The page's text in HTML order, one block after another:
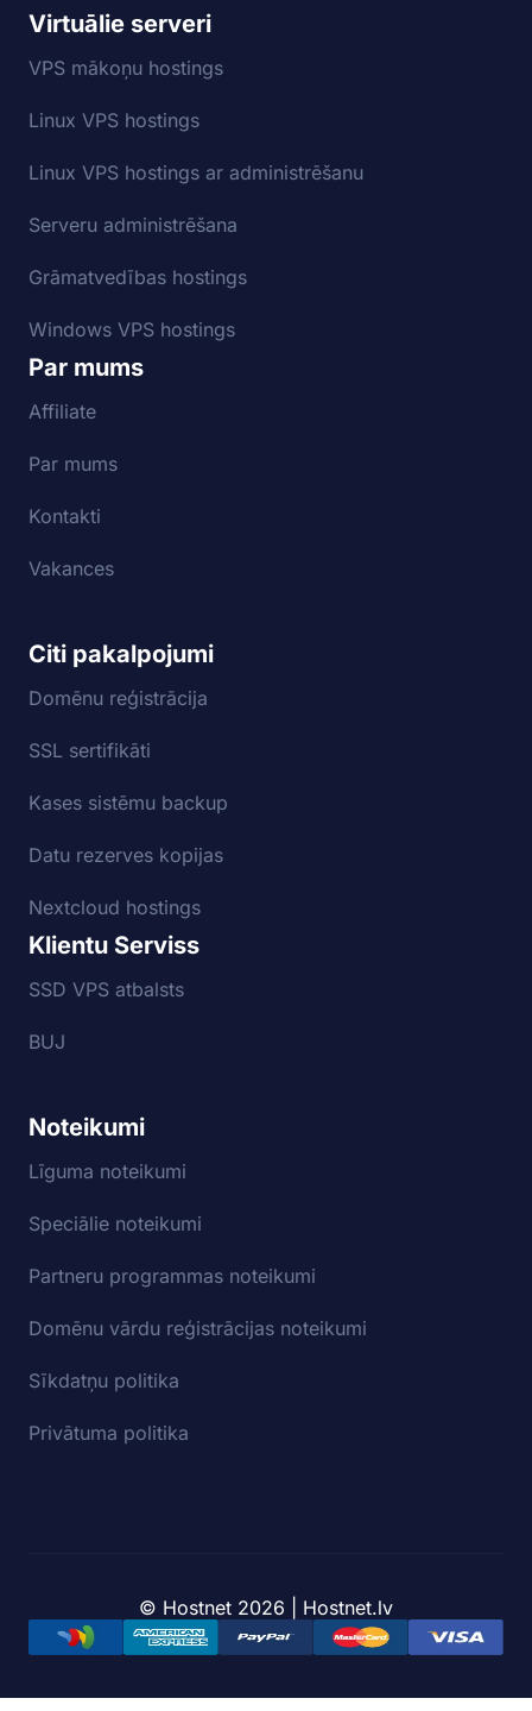
Virtuālie serveri
VPS mākoņu hostings
Linux VPS hostings
Linux VPS hostings ar administrēšanu
Serveru administrēšana
Grāmatvedības hostings
Windows VPS hostings
Par mums
Affiliate
Par mums
Kontakti
Vakances
Citi pakalpojumi
Domēnu reģistrācija
SSL sertifikāti
Kases sistēmu backup
Datu rezerves kopijas
Nextcloud hostings
Klientu Serviss
SSD VPS atbalsts
BUJ
Noteikumi
Līguma noteikumi
Speciālie noteikumi
Partneru programmas noteikumi
Domēnu vārdu reģistrācijas noteikumi
Sīkdatņu politika
Privātuma politika
© Hostnet 2026 | Hostnet.lv